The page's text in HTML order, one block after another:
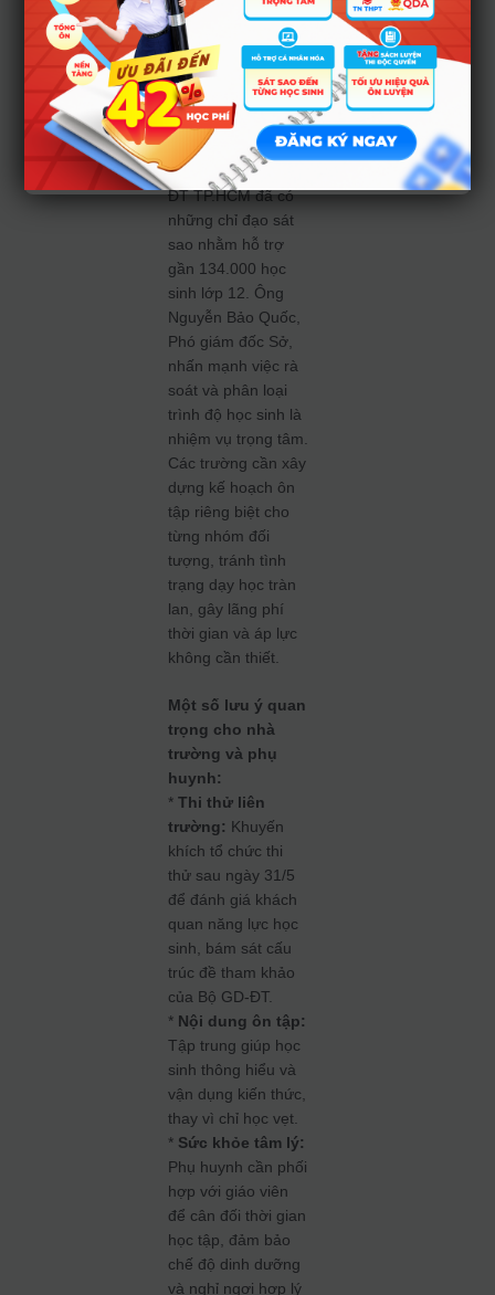
tập trung
vào hiệu
quả
Để chuẩn bị cho kỳ
thi sắp tới, Sở GD-
ĐT TP.HCM đã có
những chỉ đạo sát
sao nhằm hỗ trợ
gần 134.000 học
sinh lớp 12. Ông
Nguyễn Bảo Quốc,
Phó giám đốc Sở,
nhấn mạnh việc rà
soát và phân loại
trình độ học sinh là
nhiệm vụ trọng tâm.
Các trường cần xây
dựng kế hoạch ôn
tập riêng biệt cho
từng nhóm đối
tượng, tránh tình
trạng dạy học tràn
lan, gây lãng phí
thời gian và áp lực
không cần thiết.
Một số lưu ý quan
trọng cho nhà
trường và phụ
huynh:
*Thi thử liên
trường: Khuyến
khích tổ chức thi
thử sau ngày 31/5
để đánh giá khách
quan năng lực học
sinh, bám sát cấu
trúc đề tham khảo
của Bộ GD-ĐT.
* Nội dung ôn tập:
Tập trung giúp học
sinh thông hiểu và
vận dụng kiến thức,
thay vì chỉ học vẹt.
* Sức khỏe tâm lý:
Phụ huynh cần phối
hợp với giáo viên
để cân đối thời gian
học tập, đảm bảo
chế độ dinh dưỡng
và nghỉ ngơi hợp lý